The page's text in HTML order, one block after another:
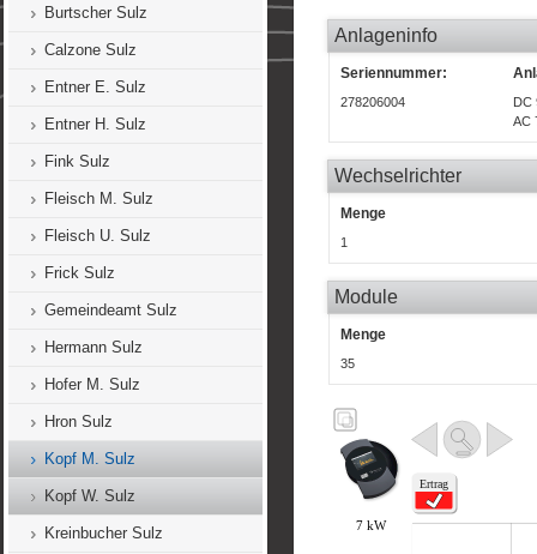
Burtscher Sulz
Calzone Sulz
Entner E. Sulz
Entner H. Sulz
Fink Sulz
Fleisch M. Sulz
Fleisch U. Sulz
Frick Sulz
Gemeindeamt Sulz
Hermann Sulz
Hofer M. Sulz
Hron Sulz
Kopf M. Sulz
Kopf W. Sulz
Kreinbucher Sulz
Anlageninfo
Seriennummer:
278206004
DC
AC
Wechselrichter
Menge
1
Module
Menge
35